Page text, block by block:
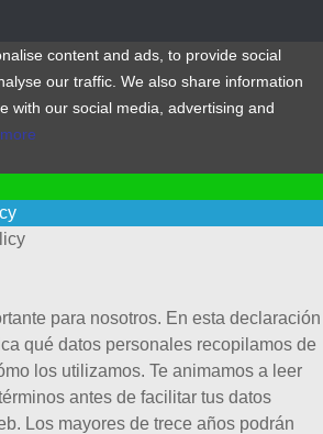
content and ads, to provide social
our traffic. We also share information
with our social media, advertising and
para nosotros. En esta declaración
qué datos personales recopilamos de
los utilizamos. Te animamos a leer
antes de facilitar tus datos
Los mayores de trece años podrán